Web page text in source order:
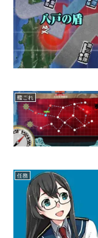
艦これ
任務